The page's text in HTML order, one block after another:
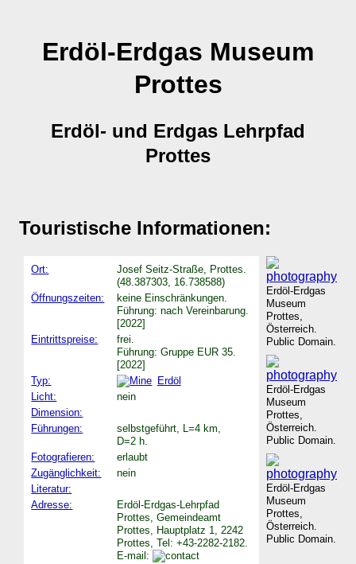
Erdöl-Erdgas Museum
Prottes
Erdöl- und Erdgas Lehrpfad
Prottes
Touristische Informationen:
Erdöl-Erdgas
Museum
Prottes,
Österreich.
Public Domain.
Erdöl-Erdgas
Museum
Prottes,
Österreich.
Public Domain.
Erdöl-Erdgas
Museum
Prottes,
Österreich.
Public Domain.
Ort:
Josef Seitz-Straße, Prottes.
(48.387303, 16.738588)
Öffnungszeiten:
keine Einschränkungen.
Führung: nach Vereinbarung.
[2022]
Eintrittspreise:
frei.
Führung: Gruppe EUR 35.
[2022]
Typ:
Erdöl
Licht:
nein
Dimension:
Führungen:
selbstgeführt, L=4 km,
D=2 h.
Fotografieren:
erlaubt
Zugänglichkeit:
nein
Literatur:
Adresse:
Erdöl-Erdgas-Lehrpfad
Prottes, Gemeindeamt
Prottes, Hauptplatz 1, 2242
Prottes, Tel: +43-2282-2182.
E-mail: